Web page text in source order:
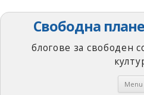
Свободна
блогове за свободен
Menu